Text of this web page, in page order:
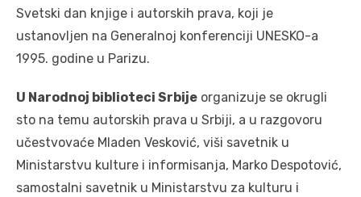
Svetski dan knjige i autorskih prava, koji je
ustanovljen na Generalnoj konferenciji UNESKO-a
1995. godine u Parizu.
U Narodnoj biblioteci Srbije organizuje se okrugli
sto na temu autorskih prava u Srbiji, a u razgovoru
učestvovaće Mladen Vesković, viši savetnik u
Ministarstvu kulture i informisanja, Marko Despotović,
samostalni savetnik u Ministarstvu za kulturu i